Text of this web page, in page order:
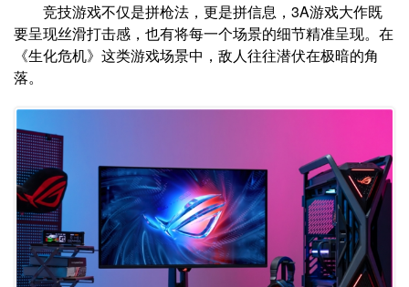
竞技游戏不仅是拼枪法，更是拼信息，3A游戏大作既
要呈现丝滑打击感，也有将每一个场景的细节精准呈现。在
《生化危机》这类游戏场景中，敌人往往潜伏在极暗的角
落。